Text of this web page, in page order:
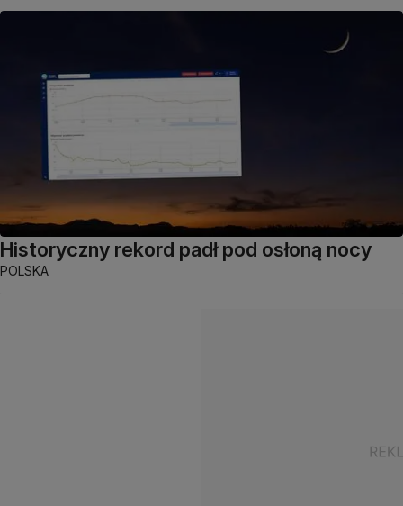
Historyczny rekord padł pod osłoną nocy
POLSKA